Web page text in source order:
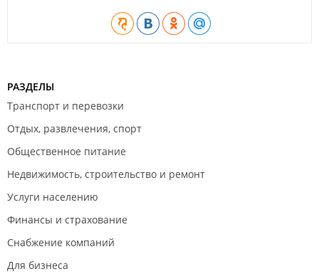
РАЗДЕЛЫ
Транспорт и перевозки
Отдых, развлечения, спорт
Общественное питание
Недвижимость, строительство и ремонт
Услуги населению
Финансы и страхование
Снабжение компаний
Для бизнеса